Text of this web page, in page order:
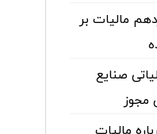
مالیات بر
صنایع
مجوز